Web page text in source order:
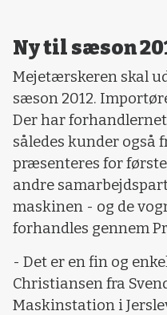
Ny til sæson
Mejetærskeren skal
sæson 2012.
Der har
således kunder også
præsenteres for
andre
maskinen - og de
forhandles gennem
- Det er en fin og
Christiansen fra
Maskinstation i